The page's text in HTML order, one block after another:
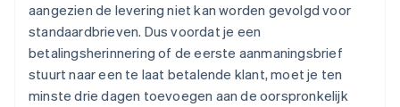
aangezien de levering niet kan worden gevolgd voor
standaardbrieven. Dus voordat je een
betalingsherinnering of de eerste aanmaningsbrief
stuurt naar een te laat betalende klant, moet je ten
minste drie dagen toevoegen aan de oorspronkelijk